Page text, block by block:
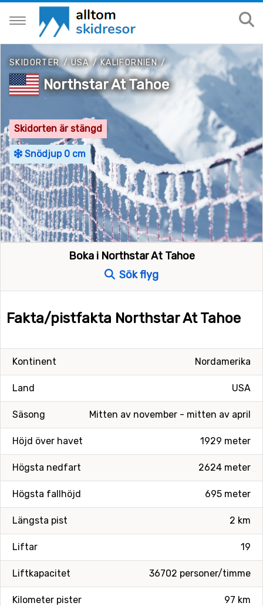
SKIDORTER / USA/KALIFORNIEN/
Northstar At Tahoe
Skidorten är stängd
Snödjup 0 cm
Boka i Northstar At Tahoe
Sök flyg
Fakta/pistfakta Northstar At Tahoe
Nordamerika
Kontinent
USA
Land
Mitten av november - mitten av april
Säsong
1929 meter
Höjd över havet
2624 meter
Högsta nedfart
695 meter
Högsta fallhöjd
2 km
Längsta pist
19
Liftar
36702 personer/timme
Liftkapacitet
97 km
Kilometer pister